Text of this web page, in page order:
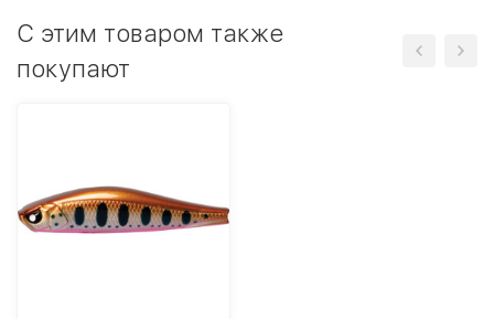
C этим товаром также
покупают